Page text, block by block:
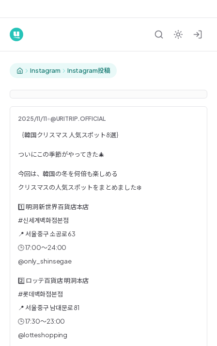
Instagram Instagram投稿
｛韓国クリスマス 人気スポット8選
2025/11/11•@URITRIP.OFFICIAL
｛韓国クリスマス 人気スポット8選｝
ついにこの季節がやってきた🎄
今回は、韓国の冬を何倍も楽しめる
クリスマスの人気スポットをまとめました❄️
1️⃣ 明洞 新世界百貨店本店
#신세계백화점본점
📍 서울 중구 소공로 63
🕒 17:00〜24:00
@only_shinsegae
2️⃣ ロッテ百貨店 明洞本店
#롯데백화점본점
📍 서울 중구 남대문로 81
🕒 17:30〜23:00
@lotteshopping